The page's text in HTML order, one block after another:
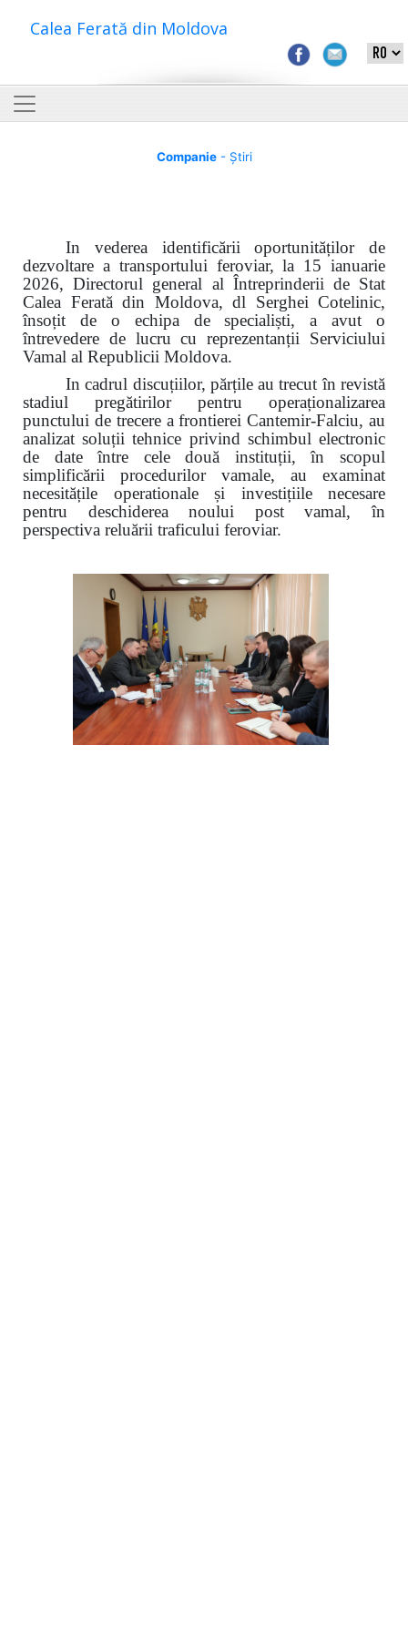
Calea Ferată din Moldova
Companie- Știri
In vederea identificării oportunităților de
dezvoltare a transportului feroviar, la 15 ianuarie
2026, Directorul general al Întreprinderii de Stat
Calea Ferată din Moldova, dl Serghei Cotelinic,
însoțit de o echipa de specialiști, a avut o
întrevedere de lucru cu reprezentanții Serviciului
Vamal al Republicii Moldova.
In cadrul discuțiilor, părțile au trecutîn revistă
stadiul pregătirilor pentru operaționalizarea
punctului de trecere a frontierei Cantemir-Falciu, au
analizat soluții tehnice privind schimbul electronic
de date între cele două instituții, în scopul
simplificării procedurilor vamale, au examinat
necesitățile operationale și investițiile necesare
pentru deschiderea noului post vamal, în
perspectiva reluării traficului feroviar.